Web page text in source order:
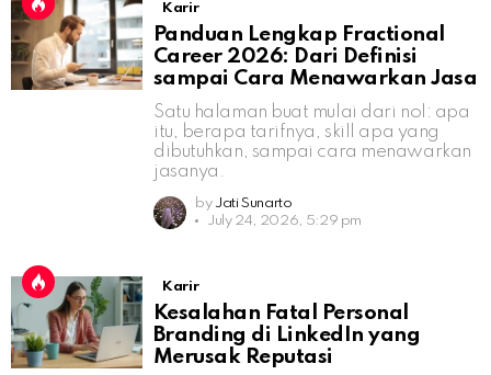
Karir
Panduan Lengkap Fractional
Career 2026: Dari Definisi
sampai Cara Menawarkan Jasa
Satu halaman buat mulai dari nol: apa
itu, berapa tarifnya, skill apa yang
dibutuhkan, sampai cara menawarkan
jasanya.
by Jati Sunarto
July 24, 2026, 5:29 pm
Karir
Kesalahan Fatal Personal
Branding di LinkedIn yang
Merusak Reputasi